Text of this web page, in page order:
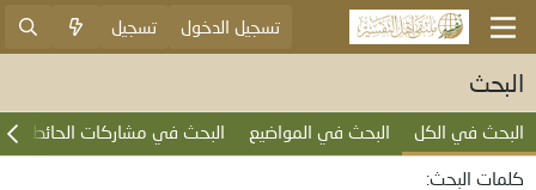
تسجيل الدخول تسجيل
البحث
البحث في الكل البحث في المواضيع البحث في مشاركات الحائط
كلمات البحث